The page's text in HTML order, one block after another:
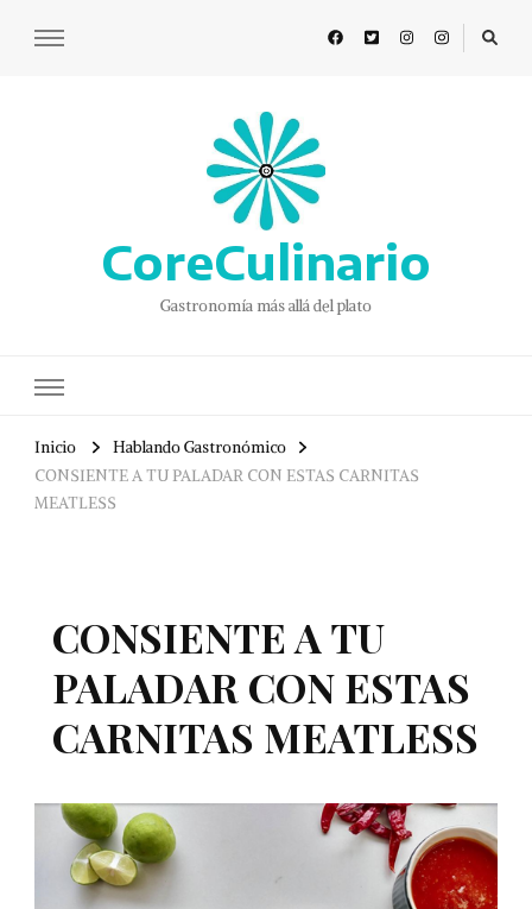
CoreCulinario
Gastronomía más allá del plato
Inicio
Hablando Gastronómico
CONSIENTE A TU PALADAR CON ESTAS CARNITAS
MEATLESS
CONSIENTE A TU
PALADAR CON ESTAS
CARNITAS MEATLESS